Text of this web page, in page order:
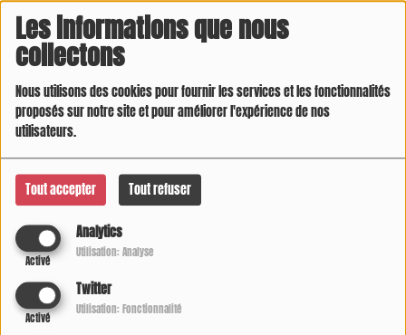
Les informations que nous
collectons
Nous utilisons des cookies pour fournir les services et les fonctionnalités
proposés sur notre site et pour améliorer l'expérience de nos
utilisateurs.
Tout accepter Tout refuser
Analytics
Activé
Utilisation: Analyse
Twitter
Activé
Utilisation: Fonctionnalité